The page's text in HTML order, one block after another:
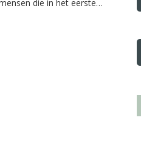
die in het eerste